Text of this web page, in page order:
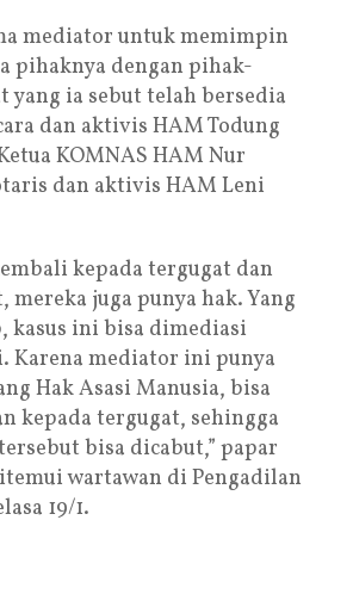
mediator untuk memimpin
pihaknya dengan pihak-
yang ia sebut telah bersedia
dan aktivis HAM Todung
KOMNAS HAM Nur
dan aktivis HAM Leni
kepada tergugat dan
juga punya hak. Yang
kasus ini bisa dimediasi
Karena mediator ini punya
Hak Asasi Manusia, bisa
kepada tergugat, sehingga
bisa dicabut,” papar
wartawan di Pengadilan
19/1.